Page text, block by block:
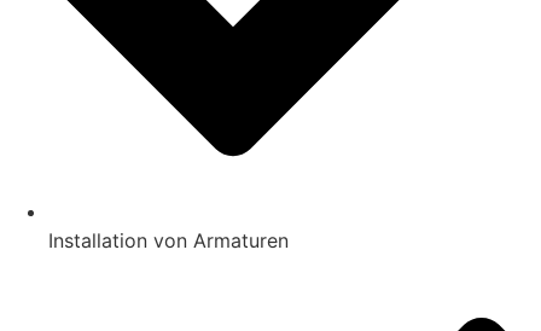
Installation von Armaturen